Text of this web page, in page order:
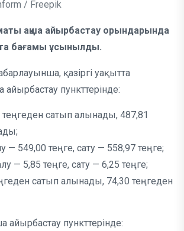
/ Freepik
ақша айырбастау орындарында
бағамы ұсынылды.
қазіргі уақытта
пункттерінде:
сатып алынады, 487,81
— 549,00 теңге, сату — 558,97 теңге;
— 5,85 теңге, сату — 6,25 теңге;
сатып алынады, 74,30 теңгеден
пункттерінде: